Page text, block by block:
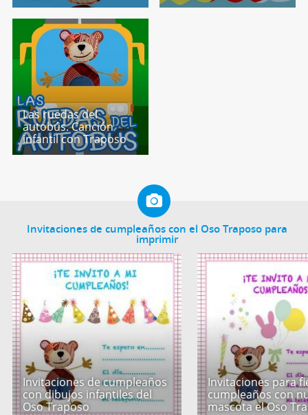
Las ruedas del
autobús. Canción
infantil con Traposo
Invitaciones de cumpleaños con el Oso Traposo para
imprimir
Invitaciones de cumpleaños
con dibujos infantiles del
Oso Traposo
Invitaciones para
cumpleaños con
mascota el Oso